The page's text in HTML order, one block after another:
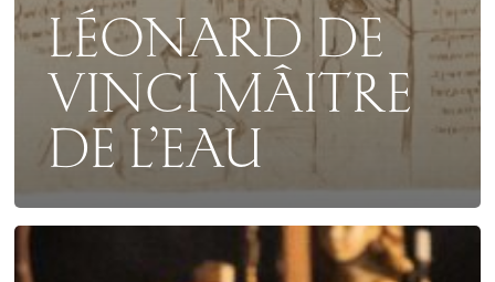
LÉONARD DE
VINCI MÂITRE
DE L’EAU
NOCTURNES
THÉÂTRALES